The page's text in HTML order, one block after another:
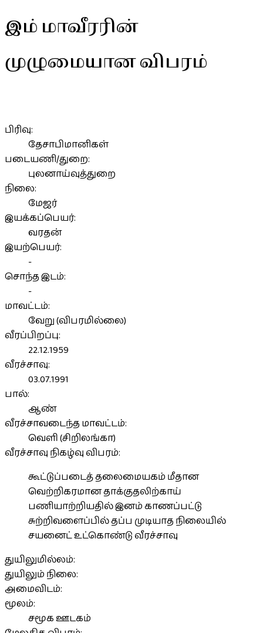
இம் மாவீரரின்
முழுமையான விபரம்
பிரிவு:
தேசாபிமானிகள்
படையணி/துறை:
புலனாய்வுத்துறை
நிலை:
மேஜர்
இயக்கப்பெயர்:
வரதன்
இயற்பெயர்:
-
சொந்த இடம்:
-
மாவட்டம்:
வேறு (விபரமில்லை)
வீரப்பிறப்பு:
22.12.1959
வீரச்சாவு:
03.07.1991
பால்:
ஆண்
வீரச்சாவடைந்த மாவட்டம்:
வெளி (சிறிலங்கா)
வீரச்சாவு நிகழ்வு விபரம்:
கூட்டுப்படைத் தலைமையகம் மீதான
வெற்றிகரமான தாக்குதலிற்காய்
பணியாற்றியதில் இனம் காணப்பட்டு
சுற்றிவளைப்பில் தப்ப முடியாத நிலையில்
சயனைட் உட்கொண்டு வீரச்சாவு
துயிலுமில்லம்:
துயிலும் நிலை:
அமைவிடம்:
மூலம்:
சமூக ஊடகம்